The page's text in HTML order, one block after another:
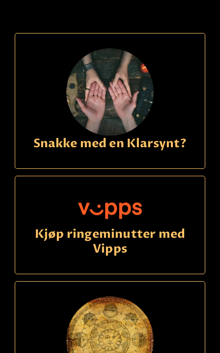
Snakke med en Klarsynt?
Kjøp ringeminutter med
Vipps